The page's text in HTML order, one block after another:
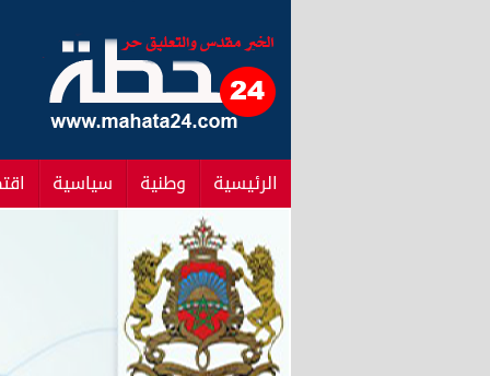
الرئيسية وطنية سياسية